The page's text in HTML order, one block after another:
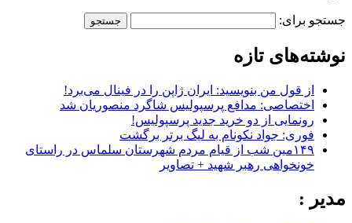
جستجو برای:
نوشته‌های تازه
از قول من بنویسید: ایران ژاپن را در فینال می‌برد!
اختصاصی: مدافع پرسپولیس شاگرد منصوریان شد
رونمایی از دو خرید جدید پرسپولیس!
فوری: جواد نکونام به لیگ برتر برگشت
۱۴۹مین شب از قیام مردم شهرستان سلماس در راستای
خونخواهی رهبر شهید + تصاویر
مدیر :